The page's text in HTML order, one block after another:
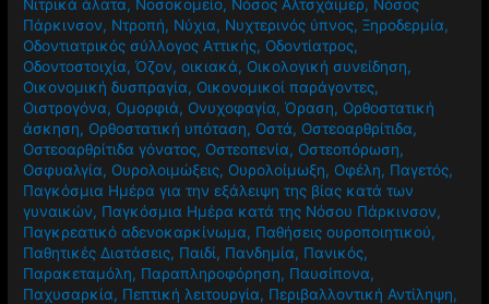
Νιτρικά άλατα, Νοσοκομείο, Νόσος Αλτσχάιμερ, Νόσος
Πάρκινσον, Ντροπή, Νύχια, Νυχτερινός ύπνος,Ξηροδερμία,
Οδοντιατρικός σύλλογος Αττικής, Οδοντίατρος,
Οδοντοστοιχία,Όζον,οικιακά, Οικολογική συνείδηση,
Οικονομική δυσπραγία, Οικονομικοί παράγοντες,
Οιστρογόνα, Ομορφιά, Ονυχοφαγία,Όραση, Ορθοστατική
άσκηση, Ορθοστατική υπόταση, Οστά, Οστεοαρθρίτιδα,
Οστεοαρθρίτιδα γόνατος, Οστεοπενία, Οστεοπόρωση,
Οσφυαλγία, Ουρολοιμώξεις, Ουρολοίμωξη, Οφέλη, Παγετός,
Παγκόσμια Ημέρα για την εξάλειψη της βίας κατά των
γυναικών, Παγκόσμια Ημέρα κατά της Νόσου Πάρκινσον,
Παγκρεατικό αδενοκαρκίνωμα, Παθήσεις ουροποιητικού,
Παθητικές Διατάσεις, Παιδί, Πανδημία, Πανικός,
Παρακεταμόλη, Παραπληροφόρηση, Παυσίπονα,
Παχυσαρκία, Πεπτική λειτουργία, Περιβαλλοντική Αντίληψη,